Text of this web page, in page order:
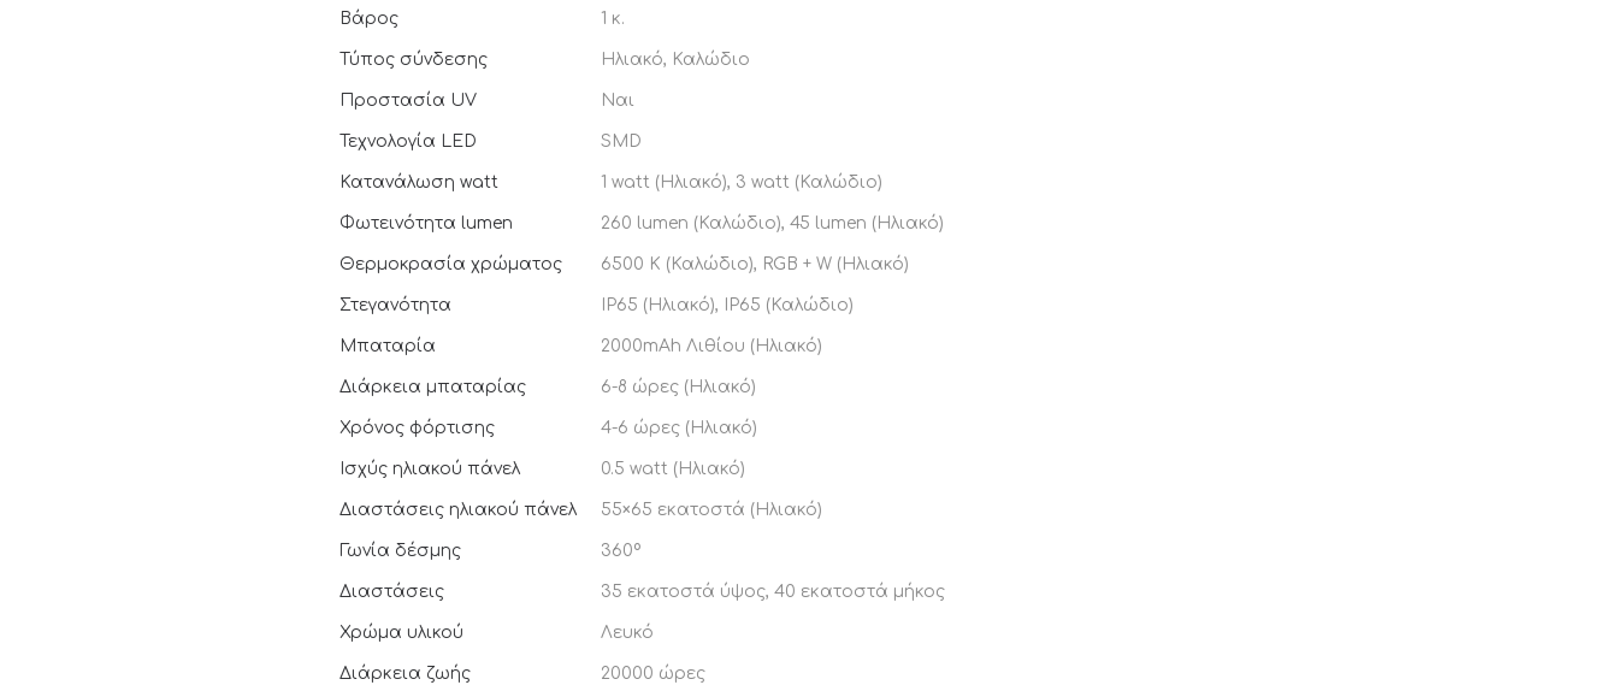
Βάρος 1 κ.
Τύπος σύνδεσης Ηλιακό, Καλώδιο
Προστασία UV Ναι
Τεχνολογία LED SMD
Κατανάλωση watt 1 watt (Ηλιακό), 3 watt (Καλώδιο)
Φωτεινότητα lumen 260 lumen (Καλώδιο), 45 lumen (Ηλιακό)
Θερμοκρασία χρώματος 6500 K (Καλώδιο), RGB + W (Ηλιακό)
Στεγανότητα IP65 (Ηλιακό), IP65 (Καλώδιο)
Μπαταρία 2000mAh Λιθίου (Ηλιακό)
Διάρκεια μπαταρίας 6-8 ώρες (Ηλιακό)
Χρόνος φόρτισης 4-6 ώρες (Ηλιακό)
Ισχύς ηλιακού πάνελ 0.5 watt (Ηλιακό)
Διαστάσεις ηλιακού πάνελ 55×65 εκατοστά (Ηλιακό)
Γωνία δέσμης 360º
Διαστάσεις 35 εκατοστά ύψος, 40 εκατοστά μήκος
Χρώμα υλικού Λευκό
Διάρκεια ζωής 20000 ώρες